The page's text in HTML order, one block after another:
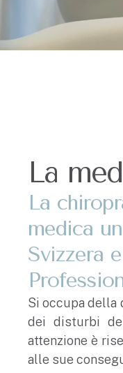
La
La
medica
Svizzera
Si occupa della
dei disturbi
attenzione è
alle sue